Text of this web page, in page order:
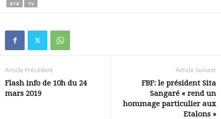
RTB
TV
Article Précédent
Flash info de 10h du 24
mars 2019
Article Suivant
FBF: le président Sita
Sangaré « rend un
hommage particulier aux
Etalons »